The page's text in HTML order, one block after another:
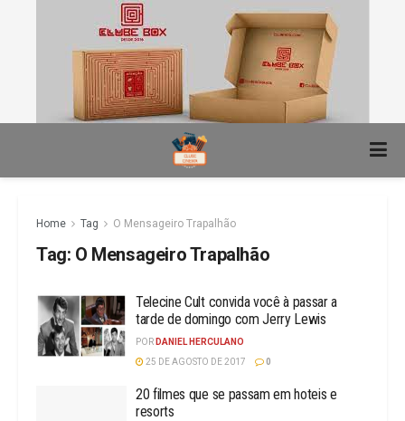
Home Tag O Mensageiro Trapalhão
Tag: O Mensageiro Trapalhão
Telecine Cult convida você à passar a
tarde de domingo com Jerry Lewis
POR DANIEL HERCULANO
25 DE AGOSTO DE 2017
0
20 filmes que se passam em hoteis e
resorts